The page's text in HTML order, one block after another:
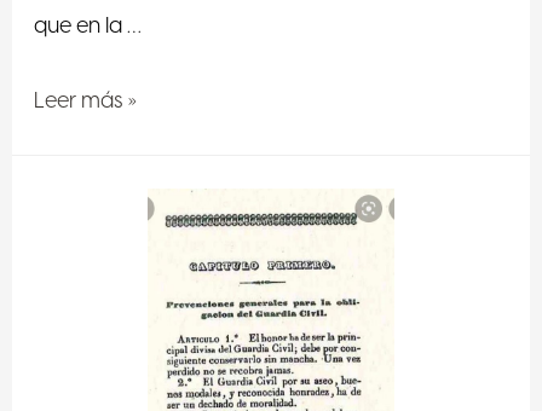
que en la …
Leer más »